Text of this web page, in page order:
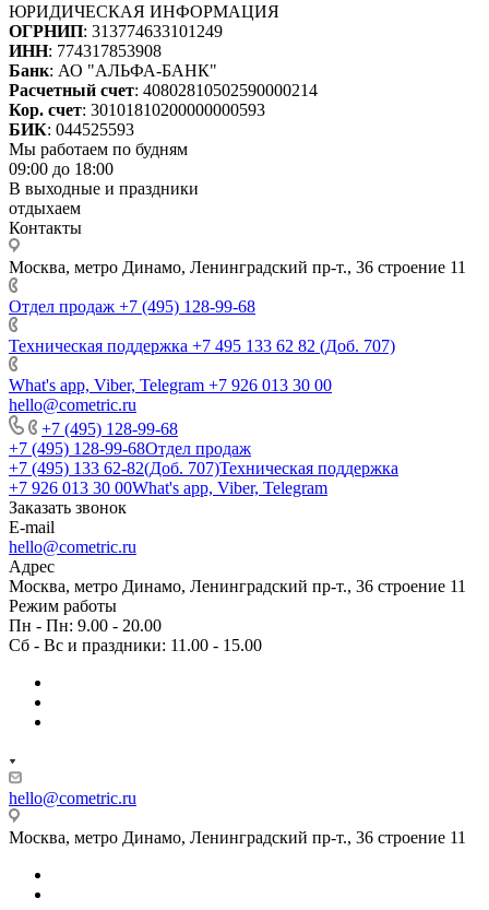
ЮРИДИЧЕСКАЯ ИНФОРМАЦИЯ
ОГРНИП: 313774633101249
ИНН: 774317853908
Банк: АО "АЛЬФА-БАНК"
Расчетный счет: 40802810502590000214
Кор. счет: 30101810200000000593
БИК: 044525593
Мы работаем по будням
09:00 до 18:00
В выходные и праздники
отдыхаем
Контакты
Москва, метро Динамо, Ленинградский пр-т., 36 строение 11
Отдел продаж +7 (495) 128-99-68
Техническая поддержка +7 495 133 62 82 (Доб. 707)
What's app, Viber, Telegram +7 926 013 30 00
hello@cometric.ru
+7 (495) 128-99-68
+7 (495) 128-99-68Отдел продаж
+7 (495) 133 62-82(Доб. 707)Техническая поддержка
+7 926 013 30 00What's app, Viber, Telegram
Заказать звонок
E-mail
hello@cometric.ru
Адрес
Москва, метро Динамо, Ленинградский пр-т., 36 строение 11
Режим работы
Пн - Пн: 9.00 - 20.00
Сб - Вс и праздники: 11.00 - 15.00
hello@cometric.ru
Москва, метро Динамо, Ленинградский пр-т., 36 строение 11